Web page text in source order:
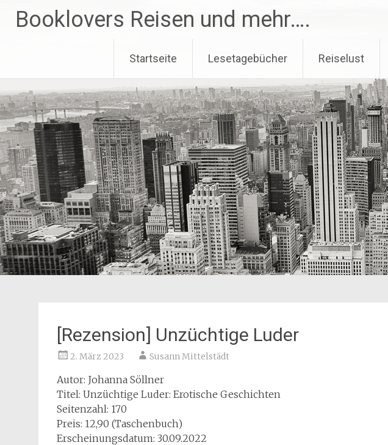
InhaltBooklovers Reisen und mehr….
Startseite Lesetagebücher Reiselust
[Rezension] Unzüchtige Luder
2. März 2023 Susann Mittelstädt
Autor: Johanna Söllner
Titel: Unzüchtige Luder: Erotische Geschichten
Seitenzahl: 170
Preis: 12,90 (Taschenbuch)
Erscheinungsdatum: 30.09.2022